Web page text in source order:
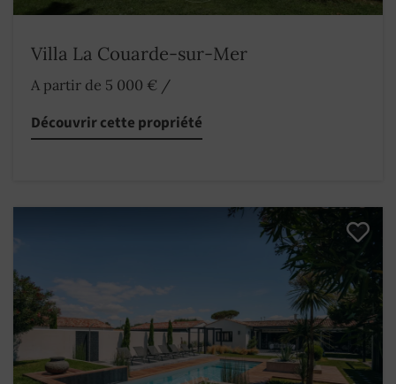
Villa La Couarde-sur-Mer
A partir de 5 000 € /
Découvrir cette propriété